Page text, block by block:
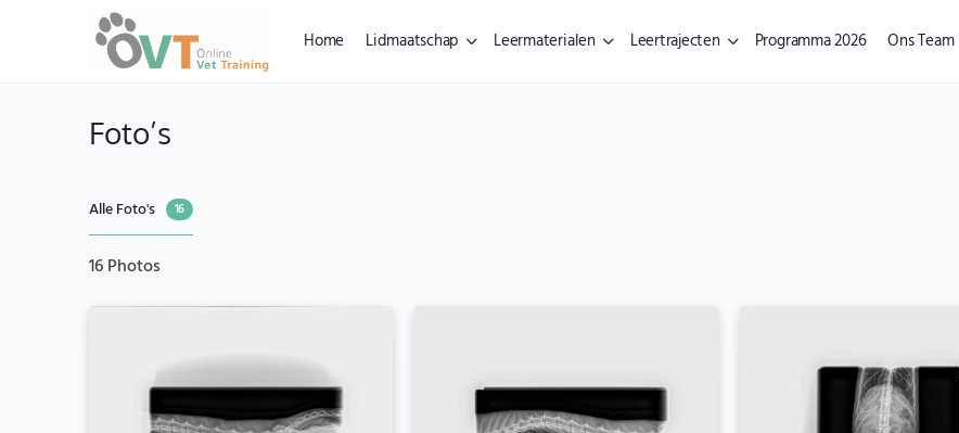
Home Lidmaatschap Leermaterialen Leertrajecten Programma 2026 Ons Team
Foto’s
Alle Foto's 16
16Photos